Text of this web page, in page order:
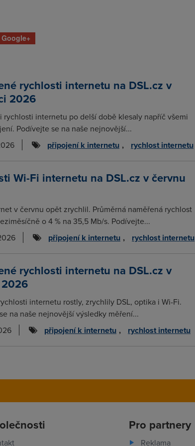
Google+
rychlosti internetu na DSL.cz v
2026
rychlosti internetu po delší době klesaly napříč všemi
Podívejte se na naše nejnovější...
připojení k internetu , rychlost internetu
Wi-Fi internetu na DSL.cz v červnu
v červnu opět zrychlil. Průměrná naměřená rychlost
o 4 % na 35,5 Mb/s. Podívejte...
připojení k internetu , rychlost internetu
rychlosti internetu na DSL.cz v
internetu rostly, zrychlily DSL, optika i Wi-Fi.
na naše nejnovější výsledky měření...
připojení k internetu , rychlost internetu
Pro partnery
Reklama